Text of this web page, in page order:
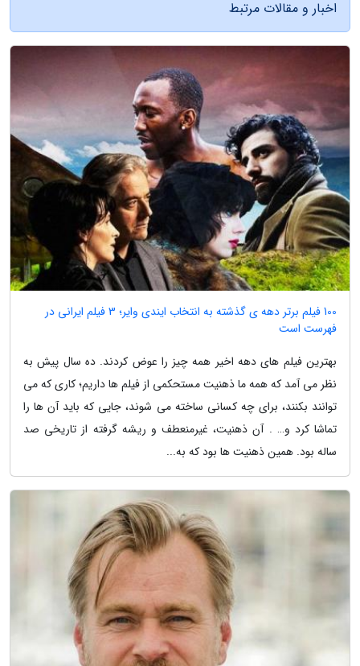
اخبار و مقالات مرتبط
100 فیلم برتر دهه ی گذشته به انتخاب ایندی وایر؛ 3 فیلم ایرانی در
فهرست است
بهترین فیلم های دهه اخیر همه چیز را عوض کردند. ده سال پیش به
نظر می آمد که همه ما ذهنیت مستحکمی از فیلم ها داریم؛ کاری که می
توانند بکنند، برای چه کسانی ساخته می شوند، جایی که باید آن ها را
تماشا کرد و… . آن ذهنیت، غیرمنعطف و ریشه گرفته از تاریخی صد
ساله بود. همین ذهنیت ها بود که به...